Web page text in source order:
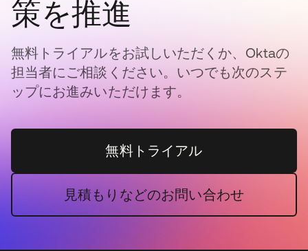
策を推進
無料トライアルをお試しいただくか、Oktaの
担当者にご相談ください。いつでも次のステ
ップにお進みいただけます。
無料トライアル
見積もりなどのお問い合わせ